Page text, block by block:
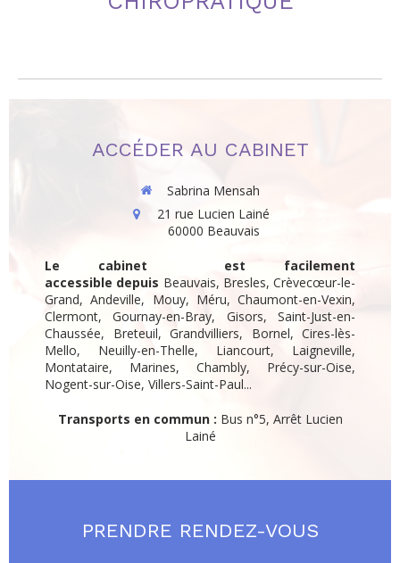
ACCÉDER AU CABINET
Sabrina Mensah
21 rue Lucien Lainé
60000 Beauvais
Le cabinet est facilement
accessible depuis Beauvais, Bresles, Crèvecœur-le-
Grand, Andeville, Mouy, Méru, Chaumont-en-Vexin,
Clermont, Gournay-en-Bray, Gisors, Saint-Just-en-
Chaussée, Breteuil, Grandvilliers, Bornel, Cires-lès-
Mello, Neuilly-en-Thelle, Liancourt, Laigneville,
Montataire, Marines, Chambly, Précy-sur-Oise,
Nogent-sur-Oise, Villers-Saint-Paul...
Transports en commun : Bus n°5, Arrêt Lucien
Lainé
PRENDRE RENDEZ-VOUS